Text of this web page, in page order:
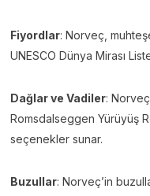
Fiyordlar: Norveç,
UNESCO Dünya Mirası
Dağlar ve Vadiler:
Romsdalseggen Yürüyüş
seçenekler sunar.
Buzullar: Norveç’in
GEZI BÜLTENI
Gezi Bülteni 1 ay önce
Dönem